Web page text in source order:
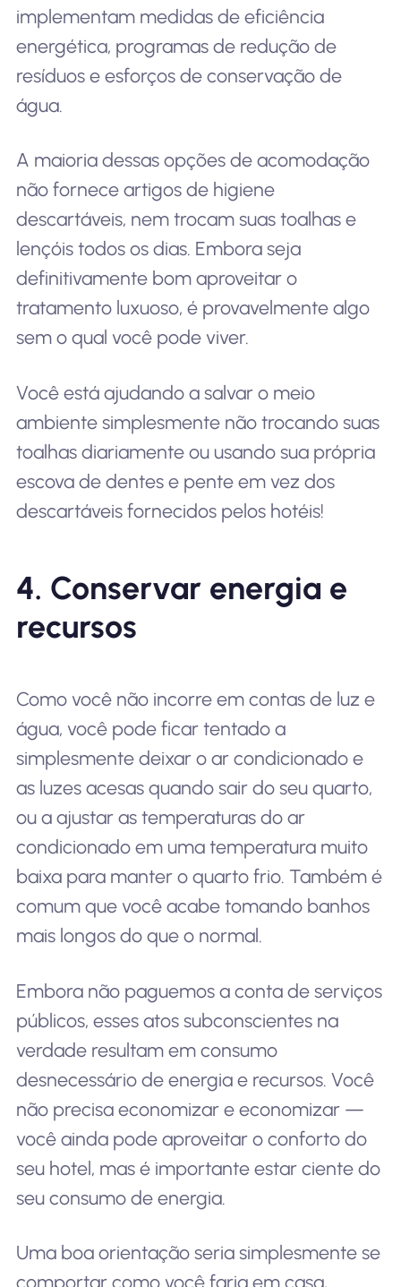
implementam medidas de eficiência
energética, programas de redução de
resíduos e esforços de conservação de
água.
A maioria dessas opções de acomodação
não fornece artigos de higiene
descartáveis, nem trocam suas toalhas e
lençóis todos os dias. Embora seja
definitivamente bom aproveitar o
tratamento luxuoso, é provavelmente algo
sem o qual você pode viver.
Você está ajudando a salvar o meio
ambiente simplesmente não trocando suas
toalhas diariamente ou usando sua própria
escova de dentes e pente em vez dos
descartáveis fornecidos pelos hotéis!
4. Conservar energia e
recursos
Como você não incorre em contas de luz e
água, você pode ficar tentado a
simplesmente deixar o ar condicionado e
as luzes acesas quando sair do seu quarto,
ou a ajustar as temperaturas do ar
condicionado em uma temperatura muito
baixa para manter o quarto frio. Também é
comum que você acabe tomando banhos
mais longos do que o normal.
Embora não paguemos a conta de serviços
públicos, esses atos subconscientes na
verdade resultam em consumo
desnecessário de energia e recursos. Você
não precisa economizar e economizar —
você ainda pode aproveitar o conforto do
seu hotel, mas é importante estar ciente do
seu consumo de energia.
Uma boa orientação seria simplesmente se
comportar como você faria em casa,